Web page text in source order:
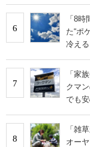
6
「8
た“ポ
冷え
7
「家
クマ
でも
8
「雑
オー